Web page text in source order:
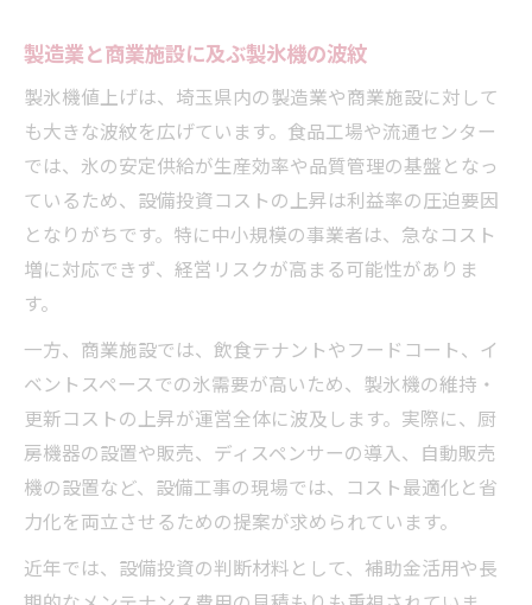
製造業と商業施設に及ぶ製氷機の波紋
製氷機値上げは、埼玉県内の製造業や商業施設に対して
も大きな波紋を広げています。食品工場や流通センター
では、氷の安定供給が生産効率や品質管理の基盤となっ
ているため、設備投資コストの上昇は利益率の圧迫要因
となりがちです。特に中小規模の事業者は、急なコスト
増に対応できず、経営リスクが高まる可能性がありま
す。
一方、商業施設では、飲食テナントやフードコート、イ
ベントスペースでの氷需要が高いため、製氷機の維持・
更新コストの上昇が運営全体に波及します。実際に、厨
房機器の設置や販売、ディスペンサーの導入、自動販売
機の設置など、設備工事の現場では、コスト最適化と省
力化を両立させるための提案が求められています。
近年では、設備投資の判断材料として、補助金活用や長